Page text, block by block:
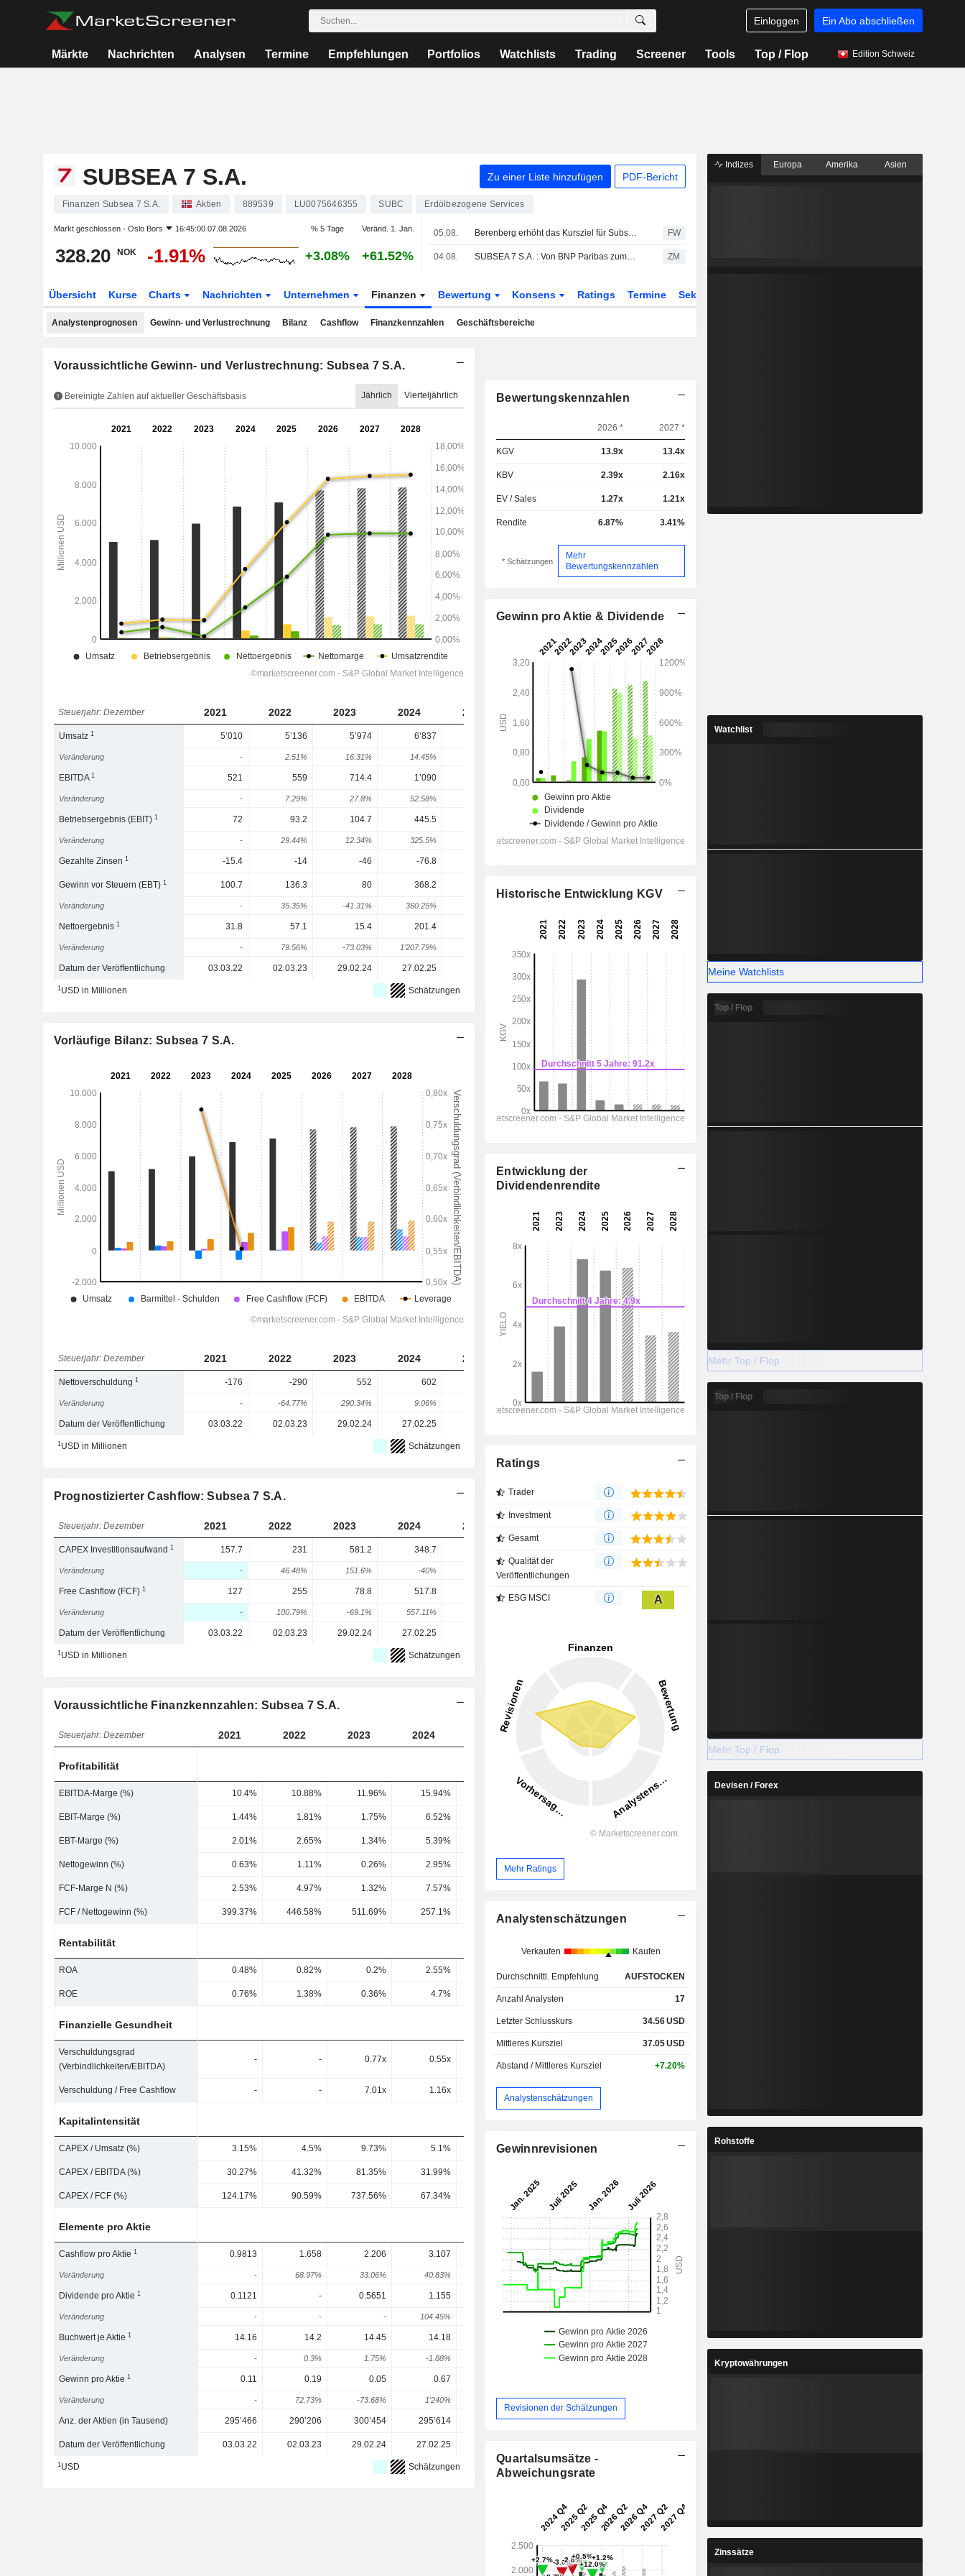
Einloggen Ein Abo abschließen
Märkte Nachrichten Analysen Termine Empfehlungen Portfolios Watchlists Trading Screener Tools Top / Flop Edition Schweiz
SUBSEA 7 S.A. Zu einer Liste hinzufügen PDF-Bericht
Finanzen Subsea 7 S.A. Aktien 889539 LU0075646355 SUBC Erdölbezogene Services
Markt geschlossen - Oslo Bors 16:45:00 07.08.2026 % 5 Tage Veränd. 1. Jan.
328.20 NOK -1.91% +3.08% +61.52%
05.08. Berenberg erhöht das Kursziel für Subsea 7 auf 415 norwegische Kronen (390) und bekräftigt Kaufempfehlung FW
04.08. SUBSEA 7 S.A. : Von BNP Paribas zum Kaufen aufgerüstet ZM
Übersicht Kurse Charts Nachrichten Unternehmen Finanzen Bewertung Konsens Ratings Termine Sektor
Analystenprognosen Gewinn- und Verlustrechnung Bilanz Cashflow Finanzkennzahlen Geschäftsbereiche
Voraussichtliche Gewinn- und Verlustrechnung: Subsea 7 S.A.
Bereinigte Zahlen auf aktueller Geschäftsbasis Jährlich Vierteljährlich
Steuerjahr: Dezember 2021 2022 2023 2024 2025 2026 2027 2028
Umsatz1 5’010 5’136 5’974 6’837 7’685 7’788
Veränderung - 2.51% 16.31% 14.45% 8.45% 1.34% 0.81%
EBITDA1 521 559 714.4 1’090 1’810 1’841
Veränderung - 7.29% 27.8% 52.58% 22.3%
Betriebsergebnis (EBIT)1 72 93.2 104.7 445.5 1’146 1’182
Veränderung - 29.44% 12.34% 325.5% 73% 48.69% 3.16% 1.61%
Gezahlte Zinsen1 -15.4 -14 -46 -76.8
Gewinn vor Steuern (EBT)1 100.7 136.3 80 368.2
Veränderung - 35.35% -41.31% 360.25%
Nettoergebnis1 31.8 57.1 15.4 201.4 746.5 766.3 771.3
Veränderung - 79.56% -73.03% 1’207.79%
Datum der Veröffentlichung 03.03.22 02.03.23 29.02.24 27.02.25 -
1USD in Millionen Schätzungen
Vorläufige Bilanz: Subsea 7 S.A.
Steuerjahr: Dezember 2021 2022 2023 2024 2025 2026 2027 2028
Nettoverschuldung1 -176 -290 552 602 -478 -842 -1’335
Veränderung - -64.77% 290.34% 9.06% -2’176.19% -76.15% -58.55%
Datum der Veröffentlichung 03.03.22 02.03.23 29.02.24 27.02.25
1USD in Millionen Schätzungen
Prognostizierter Cashflow: Subsea 7 S.A.
Steuerjahr: Dezember 2021 2022 2023 2024 2025
CAPEX Investitionsaufwand1 157.7 231 581.2 348.7
Veränderung - 46.48% 151.6% -40% -19.41% 29.74%
Free Cashflow (FCF)1 127 255 78.8 517.8 1’190 849.6 881.5
Veränderung - 100.79% -69.1% 557.11% 3.75%
Datum der Veröffentlichung 03.03.22 02.03.23 29.02.24 27.02.25
1USD in Millionen Schätzungen
Voraussichtliche Finanzkennzahlen: Subsea 7 S.A.
Steuerjahr: Dezember 2021 2022 2023 2024 2026 2027 2028
Profitabilität
EBITDA-Marge (%) 10.4% 10.88% 11.96% 15.94% 23.64%
EBIT-Marge (%) 1.44% 1.81% 1.75% 6.52% 14.91% 15.18%
EBT-Marge (%) 2.01% 2.65% 1.34% 5.39%
Nettogewinn (%) 0.63% 1.11% 0.26% 2.95% 5.81% 9.71%
FCF-Marge N (%) 2.53% 4.97% 1.32% 7.57%
FCF / Nettogewinn (%) 399.37% 446.58% 511.69% 257.1% 289.18% 116.92%
Rentabilität
ROA 0.48% 0.82% 0.2% 2.55%
ROE 0.76% 1.38% 0.36% 4.7% 9.5% 17.16% 14.9%
Finanzielle Gesundheit
Verschuldungsgrad
(Verbindlichkeiten/EBITDA)
- - 0.77x 0.55x
Verschuldung / Free Cashflow - - 7.01x 1.16x - -
Kapitalintensität
CAPEX / Umsatz (%) 3.15% 4.5% 9.73% 5.1% 3.97% 4.74% 4.91%
CAPEX / EBITDA (%) 30.27% 41.32% 81.35% 31.99%
CAPEX / FCF (%) 124.17% 90.59% 737.56% 67.34% 41.77% 44.01%
Elemente pro Aktie
Cashflow pro Aktie1 0.9813 1.658 2.206 3.107 4.94
Veränderung - 68.97% 33.06% 40.83% 58.99% -8.62% 1.92%
Dividende pro Aktie1 0.1121 - 0.5651 1.155 1.362 2.374 1.18
Veränderung - - - 104.45%
Buchwert je Aktie1 14.16 14.2 14.45 14.18 14.47 15.99 17.4
Veränderung - 0.3% 1.75% -1.88% - 10.57%
Gewinn pro Aktie1 0.11 0.19 0.05 0.67
Veränderung - 72.73% -73.68% 1’240% 105.97% 80.49% 3.45%
Anz. der Aktien (in Tausend) 295’466 290’206 300’454 295’614 296’136 296’148 296’148
Datum der Veröffentlichung 03.03.22 02.03.23 29.02.24 27.02.25
1USD Schätzungen
Bewertungskennzahlen
2026 * 2027 *
KGV 13.9x 13.4x
KBV 2.39x 2.16x
EV / Sales 1.27x 1.21x
Rendite 6.87% 3.41%
* Schätzungen
Mehr
Bewertungskennzahlen
Gewinn pro Aktie & Dividende
Historische Entwicklung KGV
Entwicklung der
Dividendenrendite
Ratings
Trader
Investment
Gesamt
Qualität der
Veröffentlichungen
ESG MSCI A
Mehr Ratings
Analystenschätzungen
Verkaufen Kaufen
Durchschnittl. Empfehlung AUFSTOCKEN
Anzahl Analysten 17
Letzter Schlusskurs 34.56USD
Mittleres Kursziel 37.05USD
Abstand / Mittleres Kursziel +7.20%
Analystenschätzungen
Gewinnrevisionen
Revisionen der Schätzungen
Quartalsumsätze -
Abweichungsrate
Indizes Europa Amerika Asien
Watchlist
Meine Watchlists
Top / Flop
Mehr Top / Flop
Top / Flop
Mehr Top / Flop
Devisen / Forex
Rohstoffe
Kryptowährungen
Zinssätze